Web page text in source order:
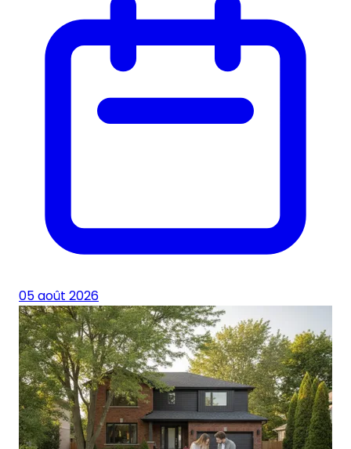
05 août 2026